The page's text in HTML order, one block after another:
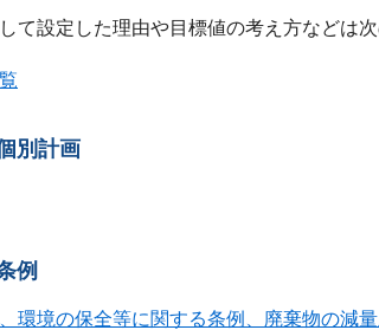
て設定した理由や目標値の考え方などは
別計画
例
環境の保全等に関する条例、廃棄物の減